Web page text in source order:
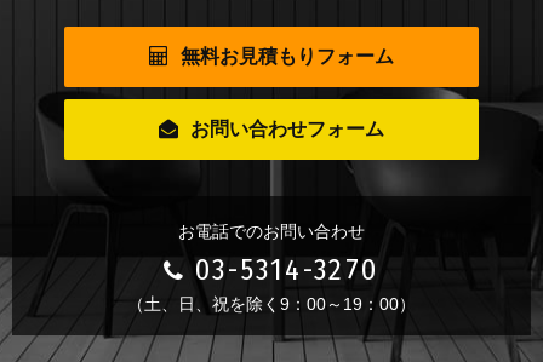
無料お見積もりフォーム
お問い合わせフォーム
お電話でのお問い合わせ
03-5314-3270
（土、日、祝を除く9：00～19：00）